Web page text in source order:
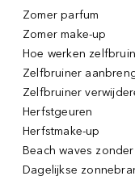
Zomer parfum
Zomer make-up
Hoe werken
Zelfbruiner
Zelfbruiner
Herfstgeuren
Herfstmake-up
Beach waves
Dagelijkse